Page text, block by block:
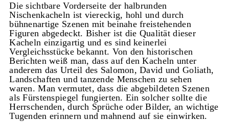
Die sichtbare Vorderseite der halbrunden
Nischenkacheln ist viereckig, hohl und durch
bühnenartige Szenen mit beinahe freistehenden
Figuren abgedeckt. Bisher ist die Qualität dieser
Kacheln einzigartig und es sind keinerlei
Vergleichsstücke bekannt. Von den historischen
Berichten weiß man, dass auf den Kacheln unter
anderem das Urteil des Salomon, David und Goliath,
Landschaften und tanzende Menschen zu sehen
waren. Man vermutet, dass die abgebildeten Szenen
als Fürstenspiegel fungierten. Ein solcher sollte die
Herrschenden, durch Sprüche oder Bilder, an wichtige
Tugenden erinnern und mahnend auf sie einwirken.